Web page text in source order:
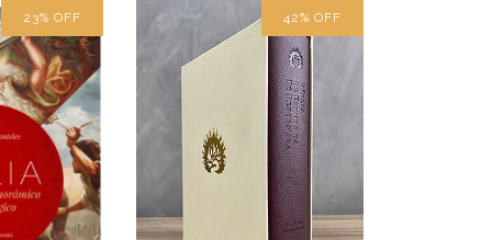
23% OFF 42% OFF